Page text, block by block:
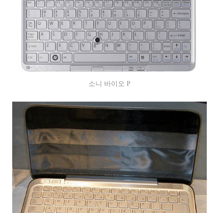
소니 바이오 P